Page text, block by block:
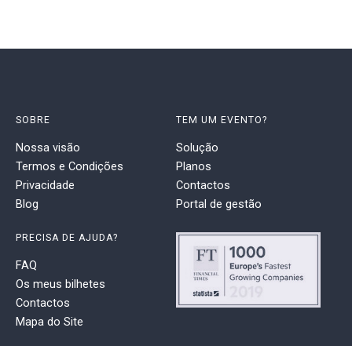
SOBRE
Nossa visão
Termos e Condições
Privacidade
Blog
TEM UM EVENTO?
Solução
Planos
Contactos
Portal de gestão
PRECISA DE AJUDA?
FAQ
Os meus bilhetes
Contactos
Mapa do Site